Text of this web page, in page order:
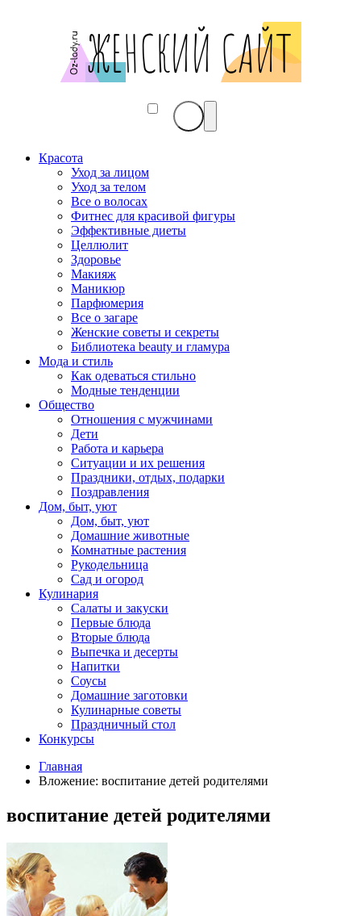
Красота
Уход за лицом
Уход за телом
Все о волосах
Фитнес для красивой фигуры
Эффективные диеты
Целлюлит
Здоровье
Макияж
Маникюр
Парфюмерия
Все о загаре
Женские советы и секреты
Библиотека beauty и гламура
Мода и стиль
Как одеваться стильно
Модные тенденции
Общество
Отношения с мужчинами
Дети
Работа и карьера
Ситуации и их решения
Праздники, отдых, подарки
Поздравления
Дом, быт, уют
Дом, быт, уют
Домашние животные
Комнатные растения
Рукодельница
Сад и огород
Кулинария
Салаты и закуски
Первые блюда
Вторые блюда
Выпечка и десерты
Напитки
Соусы
Домашние заготовки
Кулинарные советы
Праздничный стол
Конкурсы
Главная
Вложение: воспитание детей родителями
воспитание детей родителями